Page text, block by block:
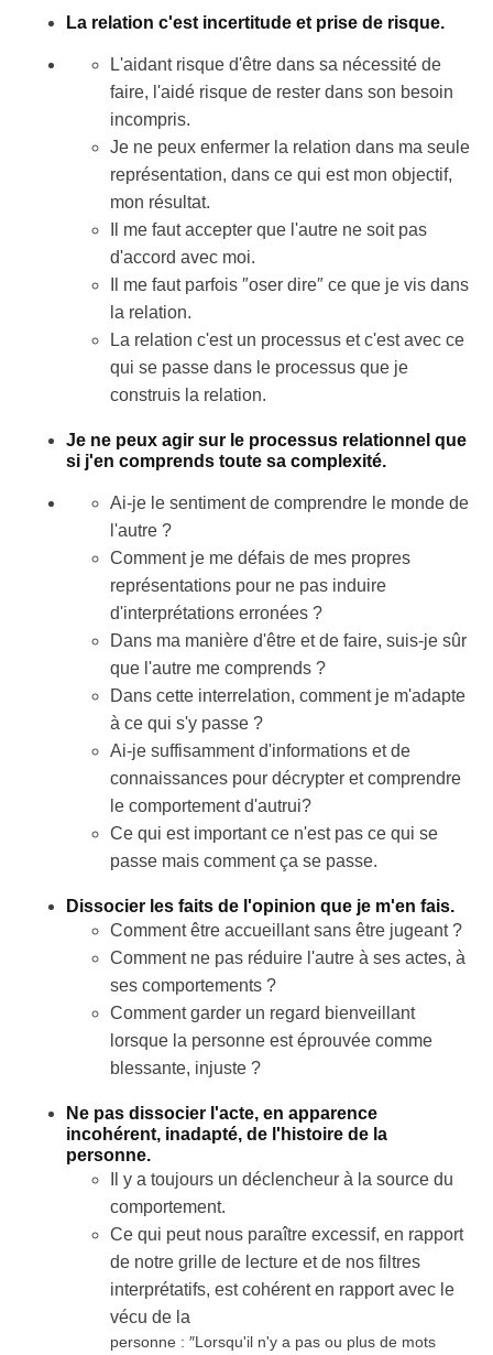
La relation c'est incertitude et prise de risque.
L'aidant risque d'être dans sa nécessité de
faire, l'aidé risque de rester dans son besoin
incompris.
Je ne peux enfermer la relation dans ma seule
représentation, dans ce qui est mon objectif,
mon résultat.
Il me faut accepter que l'autre ne soit pas
d'accord avec moi.
Il me faut parfois ″oser dire″ ce que je vis dans
la relation.
La relation c'est un processus et c'est avec ce
qui se passe dans le processus que je
construis la relation.
Je ne peux agir sur le processus relationnel que
si j'en comprends toute sa complexité.
Ai-je le sentiment de comprendre le monde de
l'autre ?
Comment je me défais de mes propres
représentations pour ne pas induire
d'interprétations erronées ?
Dans ma manière d'être et de faire, suis-je sûr
que l'autre me comprends ?
Dans cette interrelation, comment je m'adapte
à ce qui s'y passe ?
Ai-je suffisamment d'informations et de
connaissances pour décrypter et comprendre
le comportement d'autrui?
Ce qui est important ce n'est pas ce qui se
passe mais comment ça se passe.
Dissocier les faits de l'opinion que je m'en fais.
Comment être accueillant sans être jugeant ?
Comment ne pas réduire l'autre à ses actes, à
ses comportements ?
Comment garder un regard bienveillant
lorsque la personne est éprouvée comme
blessante, injuste ?
Ne pas dissocier l'acte, en apparence
incohérent, inadapté, de l'histoire de la
personne.
Il y a toujours un déclencheur à la source du
comportement.
Ce qui peut nous paraître excessif, en rapport
de notre grille de lecture et de nos filtres
interprétatifs, est cohérent en rapport avec le
vécu de la
personne : ″Lorsqu'il n'y a pas ou plus de mots